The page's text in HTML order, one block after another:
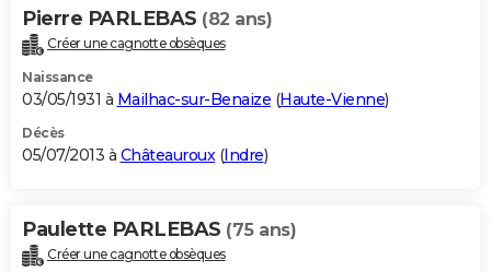
Pierre PARLEBAS (82 ans)
Créer une cagnotte obsèques
Naissance
03/05/1931 à Mailhac-sur-Benaize (Haute-Vienne)
Décès
05/07/2013 à Châteauroux(Indre)
Paulette PARLEBAS (75 ans)
Créer une cagnotte obsèques